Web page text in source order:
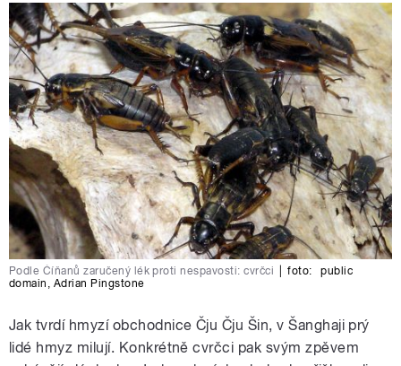
Podle Číňanů zaručený lék proti nespavosti: cvrčci foto:
public
domain
Adrian Pingstone
Jak tvrdí hmyzí obchodnice Čju Čju Šin, v Šanghaji prý
lidé hmyz milují. Konkrétně cvrčci pak svým zpěvem